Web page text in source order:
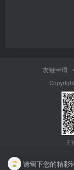
友链申请
请留下您的精彩